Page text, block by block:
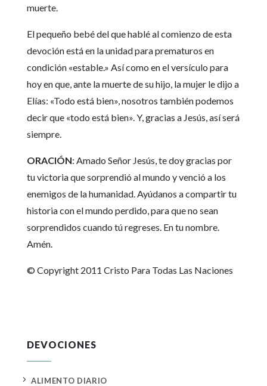
muerte.
El pequeño bebé del que hablé al comienzo de esta
devoción está en la unidad para prematuros en
condición «estable.» Así como en el versículo para
hoy en que, ante la muerte de su hijo, la mujer le dijo a
Elías: «Todo está bien», nosotros también podemos
decir que «todo está bien». Y, gracias a Jesús, así será
siempre.
ORACIÓN: Amado Señor Jesús, te doy gracias por
tu victoria que sorprendió al mundo y venció a los
enemigos de la humanidad. Ayúdanos a compartir tu
historia con el mundo perdido, para que no sean
sorprendidos cuando tú regreses. En tu nombre.
Amén.
© Copyright 2011 Cristo Para Todas Las Naciones
DEVOCIONES
5 ALIMENTO DIARIO